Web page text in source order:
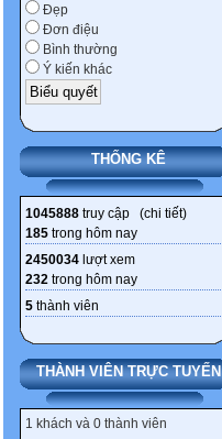
Đẹp
Đơn điệu
Bình thường
Ý kiến khác
THỐNG KÊ
1045888 truy cập (chi tiết)
185 trong hôm nay
2450034 lượt xem
232 trong hôm nay
5 thành viên
THÀNH VIÊN TRỰC TUYẾN
1 khách và 0 thành viên